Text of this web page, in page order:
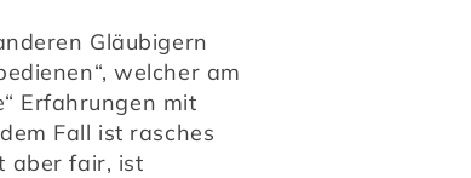
Gläubigern
welcher am
Erfahrungen mit
Fall ist rasches
aber fair, ist